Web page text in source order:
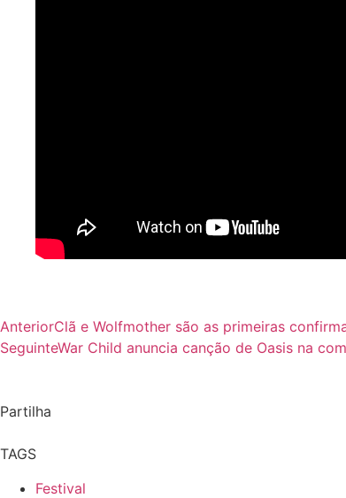
AnteriorClã e Wolfmother são as primeiras
SeguinteWar Child anuncia canção de Oasis na
Partilha
TAGS
Festival